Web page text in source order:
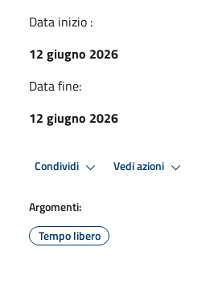
Data inizio :
12 giugno 2026
Data fine:
12 giugno 2026
Condividi Vedi azioni
Argomenti:
Tempo libero